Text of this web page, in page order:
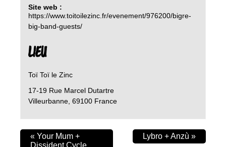
Site web :
https://www.toitoilezinc.fr/evenement/976200/bigre-
big-band-guests/
LIEU
Toï Toï le Zinc
17-19 Rue Marcel Dutartre
Villeurbanne, 69100 France
« Your Mum +
Lybro + Anzù »